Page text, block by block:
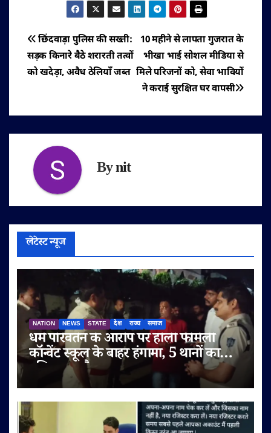
पोस्ट
नेविगेशन
10 महीने से लापता गुजरात के
भीखा भाई सोशल मीडिया से
मिले परिजनों को, सेवा भावियों
ने कराई सुरक्षित घर वापसी
छिंदवाड़ा पुलिस की सख्ती:
सड़क किनारे बैठे शरारती तत्वों
को खदेड़ा, अवैध ठेलियाँ जब्त
Bynit
लेटेस्ट न्यूज
NATION NEWS STATE देश राज्य समाज
धर्म परिवर्तन के आरोप पर होली फैमिली
कॉन्वेंट स्कूल के बाहर हंगामा, 5 थानों का
पुलिस बल तैनात